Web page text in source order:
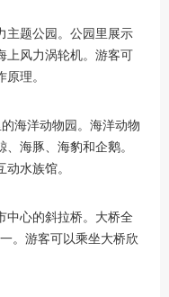
主题公园。公园里展示
上风力涡轮机。游客可
理。
海洋动物园。海洋动物
海豚、海豹和企鹅。
水族馆。
中心的斜拉桥。大桥全
。游客可以乘坐大桥欣